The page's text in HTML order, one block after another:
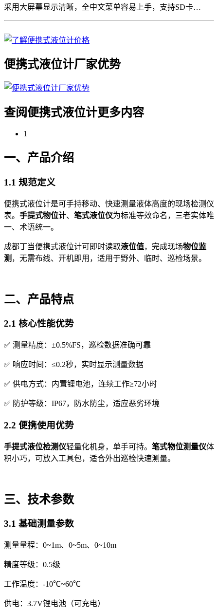
采用大屏幕显示清晰，全中文菜单容易上手，支持SD卡…
便携式液位计厂家优势
查阅便携式液位计更多内容
1
一、产品介绍
1.1 规范定义
便携式液位计是可手持移动、快速测量液体高度的现场检测仪
表。 手提式物位计、 笔式液位仪为标准等效命名，三者实体唯
一、术语统一。
成都丁当便携式液位计可即时读取液位值，完成现场物位监
测 ，无需布线、开机即用，适用于野外、临时、巡检场景。
二、产品特点
2.1 核心性能优势
✅ 测量精度：±0.5%FS，巡检数据准确可靠
✅ 响应时间：≤0.2秒，实时显示测量数据
✅ 供电方式：内置锂电池，连续工作≥72小时
✅ 防护等级：IP67，防水防尘，适应恶劣环境
2.2 便携使用优势
手提式液位检测仪轻量化机身，单手可持。 笔式物位测量仪体
积小巧，可放入工具包，适合外出巡检快速测量。
三、技术参数
3.1 基础测量参数
测量量程：0~1m、0~5m、0~10m
精度等级：0.5级
工作温度：-10℃~60℃
供电：3.7V锂电池（可充电）